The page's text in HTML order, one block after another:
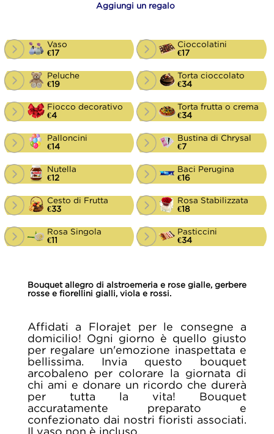
Aggiungi un regalo
Vaso
€17
Peluche
€19
Fiocco decorativo
€4
Palloncini
€14
Nutella
€12
Cesto di Frutta
€33
Rosa Singola
€11
Cioccolatini
€17
Torta cioccolato
€34
Torta frutta o crema
€34
Bustina di Chrysal
€7
Baci Perugina
€16
Rosa Stabilizzata
€18
Pasticcini
€34
Bouquet allegro di alstroemeria e rose gialle, gerbere
rosse e fiorellini gialli, viola e rossi.
Affidati a Florajet per le consegne a
domicilio! Ogni giorno è quello giusto
per regalare un'emozione inaspettata e
bellissima. Invia questo bouquet
arcobaleno per colorare la giornata di
chi ami e donare un ricordo che durerà
per tutta la vita! Bouquet
accuratamente preparato e
confezionato dai nostri fioristi associati.
Il vaso non è incluso.